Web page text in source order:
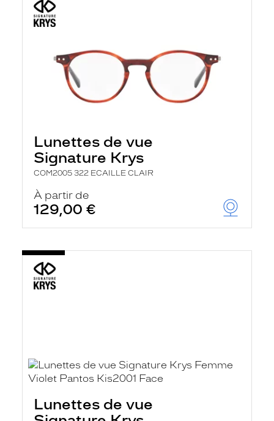
Lunettes de vue
Signature Krys
COM2005 322 ECAILLE CLAIR
À partir de
129,00 €
Lunettes de vue